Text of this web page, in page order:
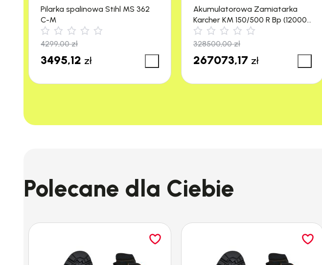
Pilarka spalinowa Stihl MS 362
C-M
4299,00zł
3495,12 zł
Akumulatorowa Zamiatarka
Karcher KM 150/500 R Bp (12000
m²/h)
328500,00zł
267073,17 zł
Polecane dla Ciebie